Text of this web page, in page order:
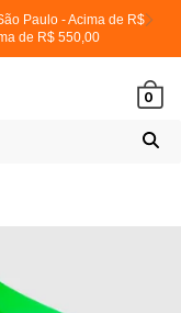
Paulo - Acima de R$
de R$ 550,00
0